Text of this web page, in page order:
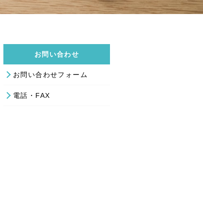
お問い合わせ
お問い合わせフォーム
電話・FAX